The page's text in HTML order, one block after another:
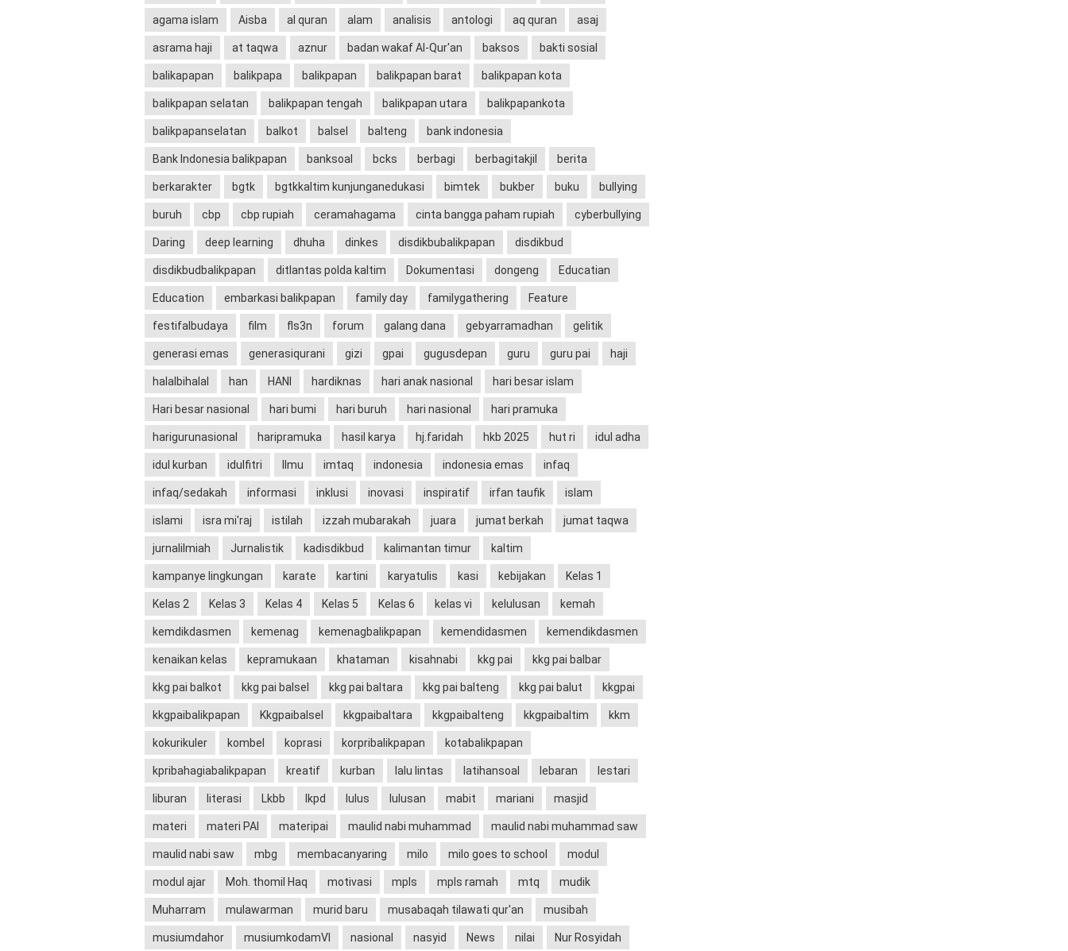
agama islam Aisba al quran alam analisis antologi aq quran asaj
asrama haji at taqwa aznur badan wakaf Al-Qur'an baksos bakti sosial
balikapapan balikpapa balikpapan balikpapan barat balikpapan kota
balikpapan selatan balikpapan tengah balikpapan utara balikpapankota
balikpapanselatan balkot balsel balteng bank indonesia
Bank Indonesia balikpapan banksoal bcks berbagi berbagitakjil berita
berkarakter bgtk bgtkkaltim kunjunganedukasi bimtek bukber buku bullying
buruh cbp cbp rupiah ceramahagama cinta bangga paham rupiah cyberbullying
Daring deep learning dhuha dinkes disdikbubalikpapan disdikbud
disdikbudbalikpapan ditlantas polda kaltim Dokumentasi dongeng Educatian
Education embarkasi balikpapan family day familygathering Feature
festifalbudaya film fls3n forum galang dana gebyarramadhan gelitik
generasi emas generasiqurani gizi gpai gugusdepan guru guru pai haji
halalbihalal han HANI hardiknas hari anak nasional hari besar islam
Hari besar nasional hari bumi hari buruh hari nasional hari pramuka
harigurunasional haripramuka hasil karya hj.faridah hkb 2025 hut ri idul adha
idul kurban idulfitri Ilmu imtaq indonesia indonesia emas infaq
infaq/sedakah informasi inklusi inovasi inspiratif irfan taufik islam
islami isra mi'raj istilah izzah mubarakah juara jumat berkah jumat taqwa
jurnalilmiah Jurnalistik kadisdikbud kalimantan timur kaltim
kampanye lingkungan karate kartini karyatulis kasi kebijakan Kelas 1
Kelas 2 Kelas 3 Kelas 4 Kelas 5 Kelas 6 kelas vi kelulusan kemah
kemdikdasmen kemenag kemenagbalikpapan kemendidasmen kemendikdasmen
kenaikan kelas kepramukaan khataman kisahnabi kkg pai kkg pai balbar
kkg pai balkot kkg pai balsel kkg pai baltara kkg pai balteng kkg pai balut kkgpai
kkgpaibalikpapan Kkgpaibalsel kkgpaibaltara kkgpaibalteng kkgpaibaltim kkm
kokurikuler kombel koprasi korpribalikpapan kotabalikpapan
kpribahagiabalikpapan kreatif kurban lalu lintas latihansoal lebaran lestari
liburan literasi Lkbb lkpd lulus lulusan mabit mariani masjid
materi materi PAI materipai maulid nabi muhammad maulid nabi muhammad saw
maulid nabi saw mbg membacanyaring milo milo goes to school modul
modul ajar Moh. thomil Haq motivasi mpls mpls ramah mtq mudik
Muharram mulawarman murid baru musabaqah tilawati qur'an musibah
musiumdahor musiumkodamVI nasional nasyid News nilai Nur Rosyidah